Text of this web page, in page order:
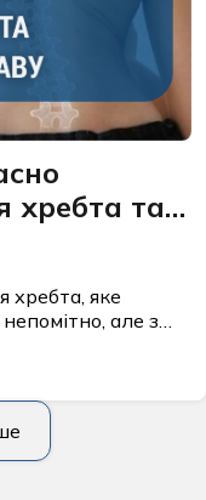
хребта та
хребта, яке
але з